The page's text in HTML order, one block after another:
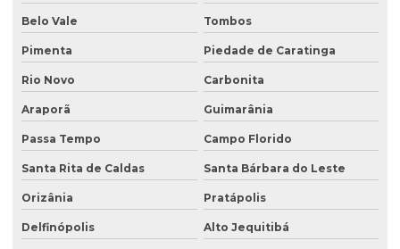
Belo Vale Tombos
Pimenta Piedade de Caratinga
Rio Novo Carbonita
Araporã Guimarânia
Passa Tempo Campo Florido
Santa Rita de Caldas Santa Bárbara do Leste
Orizânia Pratápolis
Delfinópolis Alto Jequitibá